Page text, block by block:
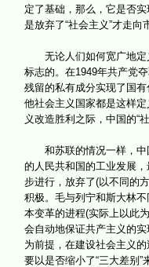
定了基础，那么，它是否
是放弃了“社会主义”才走
无论人们如何宽广地定义
标志的。在1949年共产党
残留的私有成分实现了国
他社会主义国家都是这样
义改造胜利之际，中国的“
和苏联的情况一样，中国
的人民共和国的工业发展
步进行，放弃了(以不同的
积极。毛与列宁和斯大林
本变革的进程(实际上以此
会自动地保证共产主义的
为前提，在建设社会主义
要以是否缩小了“三大差别